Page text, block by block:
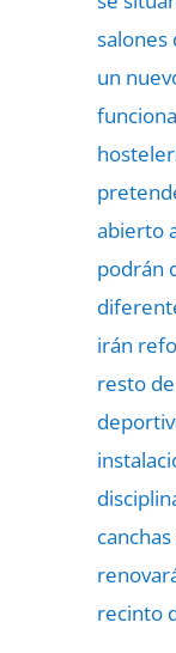
salones
un
abierto
podrán
irán
resto
recinto